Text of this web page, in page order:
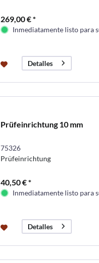
269,00 € *
Inmediatamente listo para
Detalles
Prüfeinrichtung 10 mm
75326
Prüfeinrichtung
40,50 € *
Inmediatamente listo para
Detalles